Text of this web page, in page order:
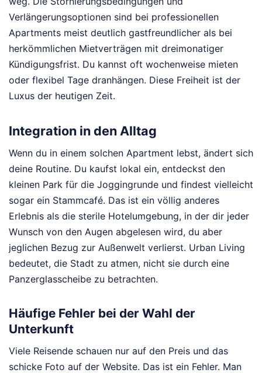
Verlängerungsoptionen sind bei professionellen
Apartments meist deutlich gastfreundlicher als bei
herkömmlichen Mietverträgen mit dreimonatiger
Kündigungsfrist. Du kannst oft wochenweise mieten
oder flexibel Tage dranhängen. Diese Freiheit ist der
Luxus der heutigen Zeit.
Integration in den Alltag
Wenn du in einem solchen Apartment lebst, ändert sich
deine Routine. Du kaufst lokal ein, entdeckst den
kleinen Park für die Joggingrunde und findest vielleicht
sogar ein Stammcafé. Das ist ein völlig anderes
Erlebnis als die sterile Hotelumgebung, in der dir jeder
Wunsch von den Augen abgelesen wird, du aber
jeglichen Bezug zur Außenwelt verlierst. Urban Living
bedeutet, die Stadt zu atmen, nicht sie durch eine
Panzerglasscheibe zu betrachten.
Häufige Fehler bei der Wahl der
Unterkunft
Viele Reisende schauen nur auf den Preis und das
schicke Foto auf der Website. Das ist ein Fehler. Man